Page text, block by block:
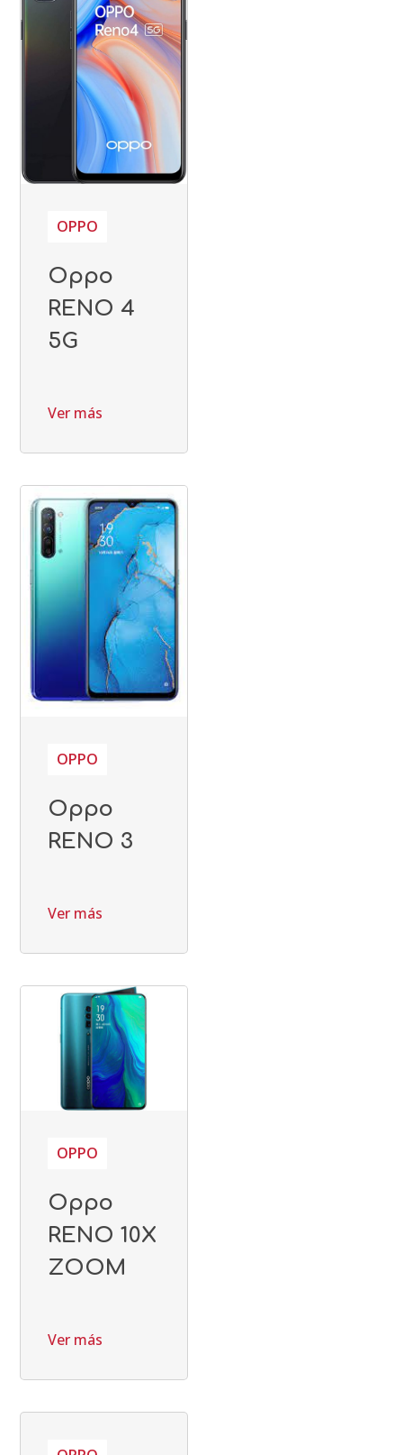
OPPO
Oppo
RENO 4
5G
Ver más
OPPO
Oppo
RENO 3
Ver más
OPPO
Oppo
RENO 10X
ZOOM
Ver más